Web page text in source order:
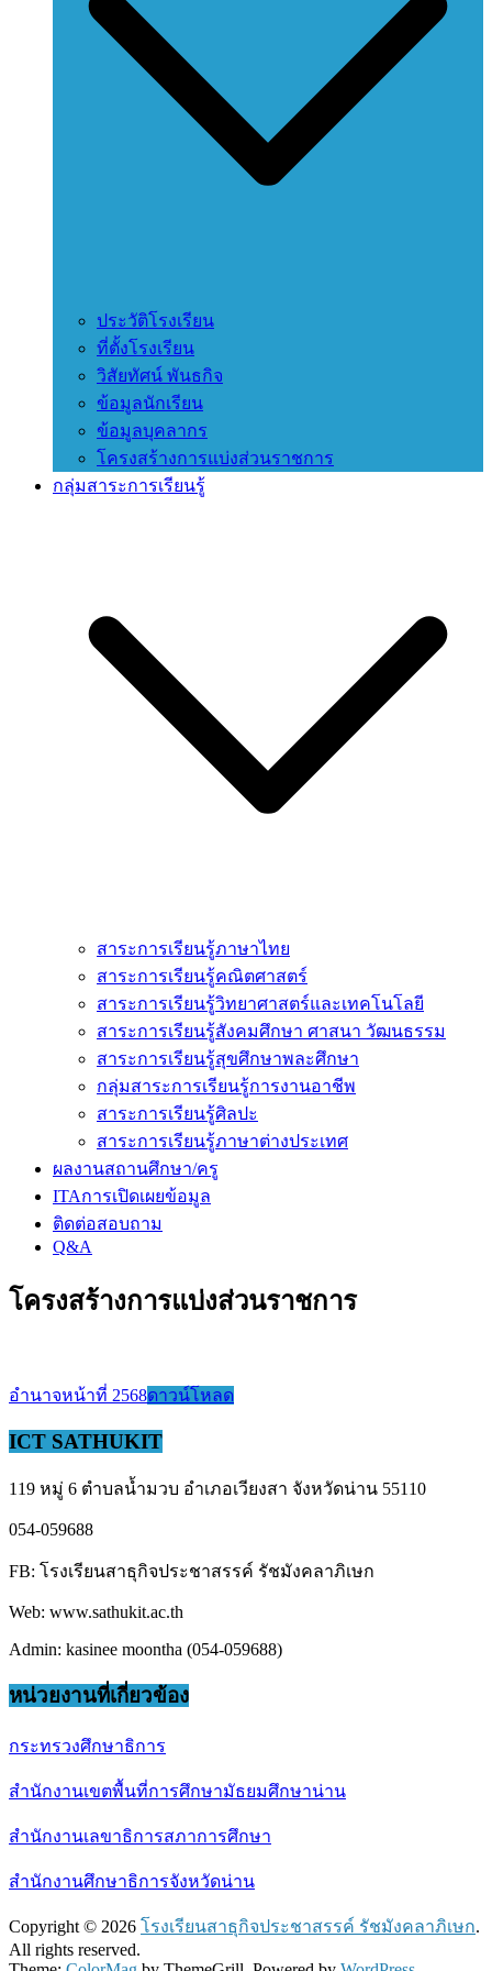
ประวัติโรงเรียน
ที่ตั้งโรงเรียน
วิสัยทัศน์ พันธกิจ
ข้อมูลนักเรียน
ข้อมูลบุคลากร
โครงสร้างการแบ่งส่วนราชการ
กลุ่มสาระการเรียนรู้
สาระการเรียนรู้ภาษาไทย
สาระการเรียนรู้คณิตศาสตร์
สาระการเรียนรู้วิทยาศาสตร์และเทคโนโลยี
สาระการเรียนรู้สังคมศึกษา ศาสนา วัฒนธรรม
สาระการเรียนรู้สุขศึกษาพละศึกษา
กลุ่มสาระการเรียนรู้การงานอาชีพ
สาระการเรียนรู้ศิลปะ
สาระการเรียนรู้ภาษาต่างประเทศ
ผลงานสถานศึกษา/ครู
ITAการเปิดเผยข้อมูล
ติดต่อสอบถาม
Q&A
โครงสร้างการแบ่งส่วนราชการ
อำนาจหน้าที่ 2568ดาวน์โหลด
ICT SATHUKIT
119 หมู่ 6 ตำบลน้ำมวบ อำเภอเวียงสา จังหวัดน่าน 55110
054-059688
FB: โรงเรียนสาธุกิจประชาสรรค์ รัชมังคลาภิเษก
Web: www.sathukit.ac.th
Admin: kasinee moontha (054-059688)
หน่วยงานที่เกี่ยวข้อง
กระทรวงศึกษาธิการ
สำนักงานเขตพื้นที่การศึกษามัธยมศึกษาน่าน
สำนักงานเลขาธิการสภาการศึกษา
สำนักงานศึกษาธิการจังหวัดน่าน
Copyright © 2026 โรงเรียนสาธุกิจประชาสรรค์ รัชมังคลาภิเษก.
All rights reserved.